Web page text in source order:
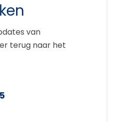
van
terug naar het